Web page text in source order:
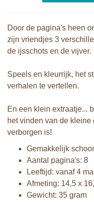
Door de pagina's heen
zijn vriendjes 3
de ijsschots en de vijver.
Speels en kleurrijk, het
verhalen te vertellen.
En een klein extraatje...
het vinden van de
verborgen is!
Gemakkelijk
Aantal pagina's: 8
Leeftijd: vanaf 4
Afmeting: 14,5 x
Gewicht: 35 gram